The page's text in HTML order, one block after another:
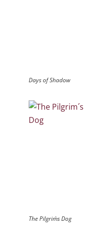
Days of Shadow
The Pilgrim´s Dog